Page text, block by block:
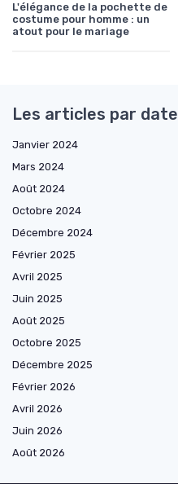
L'élégance de la pochette de
costume pour homme : un
atout pour le mariage
Les articles par date
Janvier 2024
Mars 2024
Août 2024
Octobre 2024
Décembre 2024
Février 2025
Avril 2025
Juin 2025
Août 2025
Octobre 2025
Décembre 2025
Février 2026
Avril 2026
Juin 2026
Août 2026